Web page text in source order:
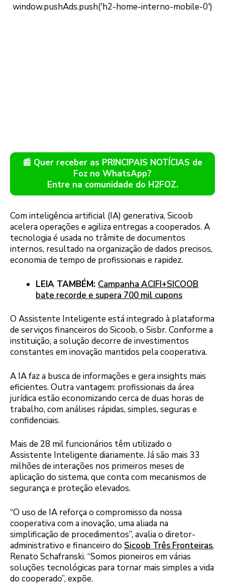
📰 Quer receber as PRINCIPAIS NOTÍCIAS de
Foz no WhatsApp?
Entre na comunidade do H2FOZ.
Com inteligência artificial (IA) generativa, Sicoob
acelera operações e agiliza entregas a cooperados. A
tecnologia é usada no trâmite de documentos
internos, resultado na organização de dados precisos,
economia de tempo de profissionais e rapidez.
LEIA TAMBÉM: Campanha ACIFI+SICOOB
bate recorde e supera 700 mil cupons
O Assistente Inteligente está integrado à plataforma
de serviços financeiros do Sicoob, o Sisbr. Conforme a
instituição, a solução decorre de investimentos
constantes em inovação mantidos pela cooperativa.
A IA faz a busca de informações e gera insights mais
eficientes. Outra vantagem: profissionais da área
jurídica estão economizando cerca de duas horas de
trabalho, com análises rápidas, simples, seguras e
confidenciais.
Mais de 28 mil funcionários têm utilizado o
Assistente Inteligente diariamente. Já são mais 33
milhões de interações nos primeiros meses de
aplicação do sistema, que conta com mecanismos de
segurança e proteção elevados.
“O uso de IA reforça o compromisso da nossa
cooperativa com a inovação, uma aliada na
simplificação de procedimentos”, avalia o diretor-
administrativo e financeiro do Sicoob Três Fronteiras,
Renato Schafranski. “Somos pioneiros em várias
soluções tecnológicas para tornar mais simples a vida
do cooperado”, expõe.